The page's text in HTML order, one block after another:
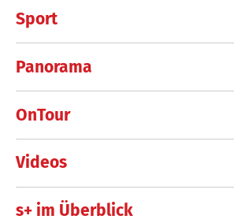
Sport
Panorama
OnTour
Videos
s+ im Überblick